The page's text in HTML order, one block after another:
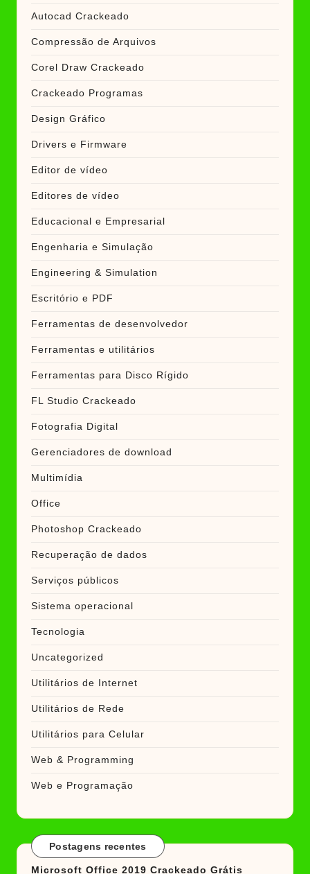
Autocad Crackeado
Compressão de Arquivos
Corel Draw Crackeado
Crackeado Programas
Design Gráfico
Drivers e Firmware
Editor de vídeo
Editores de vídeo
Educacional e Empresarial
Engenharia e Simulação
Engineering & Simulation
Escritório e PDF
Ferramentas de desenvolvedor
Ferramentas e utilitários
Ferramentas para Disco Rígido
FL Studio Crackeado
Fotografia Digital
Gerenciadores de download
Multimídia
Office
Photoshop Crackeado
Recuperação de dados
Serviços públicos
Sistema operacional
Tecnologia
Uncategorized
Utilitários de Internet
Utilitários de Rede
Utilitários para Celular
Web & Programming
Web e Programação
Postagens recentes
Microsoft Office 2019 Crackeado Grátis